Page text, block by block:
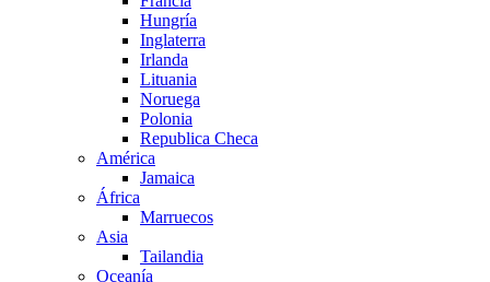
Hungría
Inglaterra
Irlanda
Lituania
Noruega
Polonia
Republica Checa
América
Jamaica
África
Marruecos
Asia
Tailandia
Oceanía